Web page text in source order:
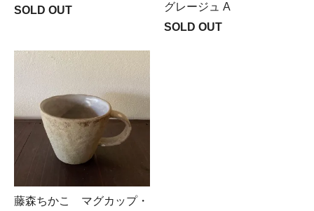
SOLD OUT
グレージュ A
SOLD OUT
藤森ちかこ マグカップ・